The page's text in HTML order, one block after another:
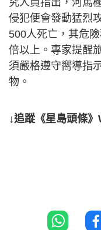
究人員指出，河馬
侵犯便會發動猛烈
500人死亡，其危
倍以上。專家提醒
須嚴格遵守嚮導指
物。
↓追蹤《星島頭條